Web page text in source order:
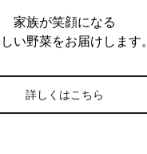
家族が笑顔になる
い野菜をお届けします。
詳しくはこちら